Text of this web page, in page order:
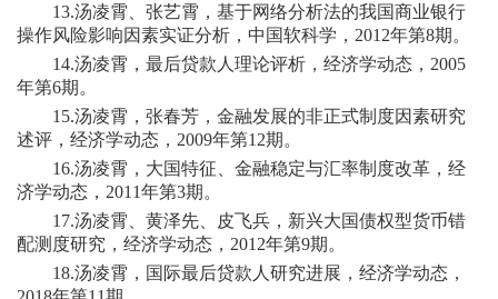
13.汤凌霄、张艺霄，基于网络分析法的我国商业银行
操作风险影响因素实证分析，中国软科学，2012年第8期。
14.汤凌霄，最后贷款人理论评析，经济学动态，2005
年第6期。
15.汤凌霄，张春芳，金融发展的非正式制度因素研究
述评，经济学动态，2009年第12期。
16.汤凌霄，大国特征、金融稳定与汇率制度改革，经
济学动态，2011年第3期。
17.汤凌霄、黄泽先、皮飞兵，新兴大国债权型货币错
配测度研究，经济学动态，2012年第9期。
18.汤凌霄，国际最后贷款人研究进展，经济学动态，